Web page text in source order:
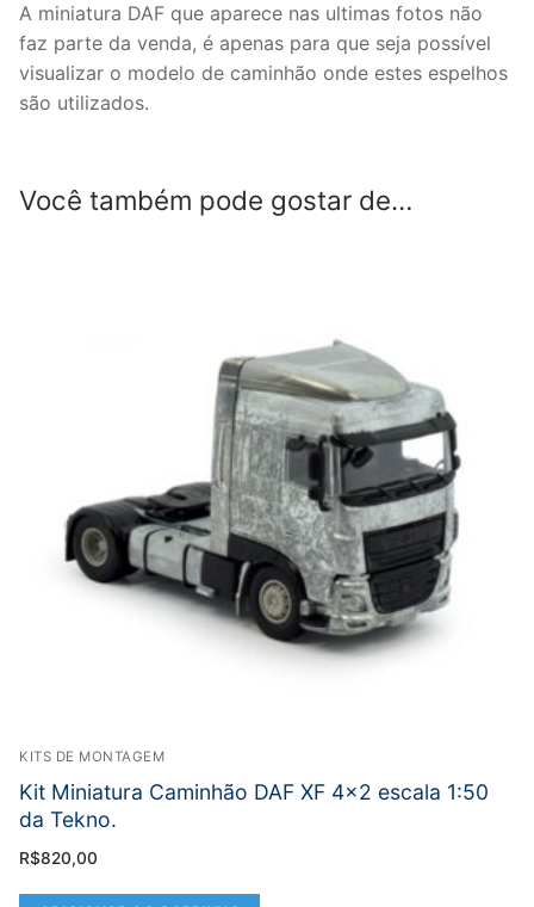
A miniatura DAF que aparece nas ultimas fotos não
faz parte da venda, é apenas para que seja possível
visualizar o modelo de caminhão onde estes espelhos
são utilizados.
Você também pode gostar de…
KITS DE MONTAGEM
Kit Miniatura Caminhão DAF XF 4×2 escala 1:50
da Tekno.
R$820,00